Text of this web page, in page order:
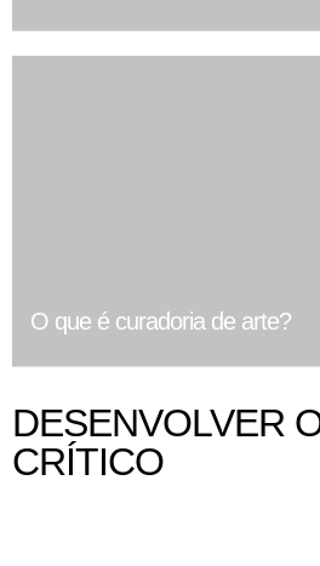
O que é curadoria de arte?
DESENVOLVER
CRÍTICO